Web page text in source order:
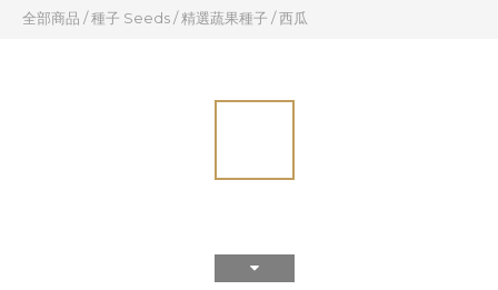
全部商品 /種子 Seeds/精選蔬果種子 /西瓜